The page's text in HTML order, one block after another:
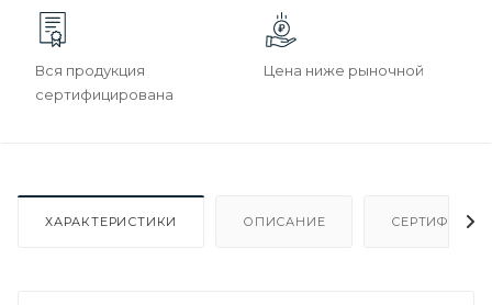
Вся продукция
сертифицирована
Цена ниже рыночной
ХАРАКТЕРИСТИКИ ОПИСАНИЕ